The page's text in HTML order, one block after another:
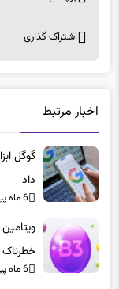
گوگل
داد
6 ماه پیش
خطرناک
6 ماه پیش